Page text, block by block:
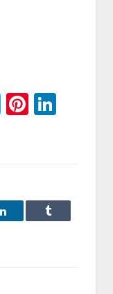
Twitter
LinkedIn Tumblr